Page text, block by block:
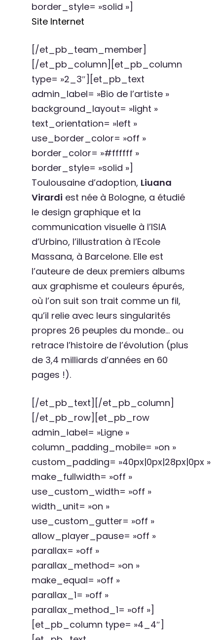
border_style= »solid »]
Site Internet
[/et_pb_team_member]
[/et_pb_column][et_pb_column
type= »2_3″][et_pb_text
admin_label= »Bio de l’artiste »
background_layout= »light »
text_orientation= »left »
use_border_color= »off »
border_color= »#ffffff »
border_style= »solid »]
Toulousaine d’adoption, Liuana
Virardi est née à Bologne, a étudié
le design graphique et la
communication visuelle à l’ISIA
d’Urbino, l’illustration à l’Ecole
Massana, à Barcelone. Elle est
l’auteure de deux premiers albums
aux graphisme et couleurs épurés,
où l’on suit son trait comme un fil,
qu’il relie avec leurs singularités
propres 26 peuples du monde… ou
retrace l’histoire de l’évolution (plus
de 3,4 milliards d’années en 60
pages !).
[/et_pb_text][/et_pb_column]
[/et_pb_row][et_pb_row
admin_label= »Ligne »
column_padding_mobile= »on »
custom_padding= »40px|0px|28px|0px »
make_fullwidth= »off »
use_custom_width= »off »
width_unit= »on »
use_custom_gutter= »off »
allow_player_pause= »off »
parallax= »off »
parallax_method= »on »
make_equal= »off »
parallax_1= »off »
parallax_method_1= »off »]
[et_pb_column type= »4_4″]